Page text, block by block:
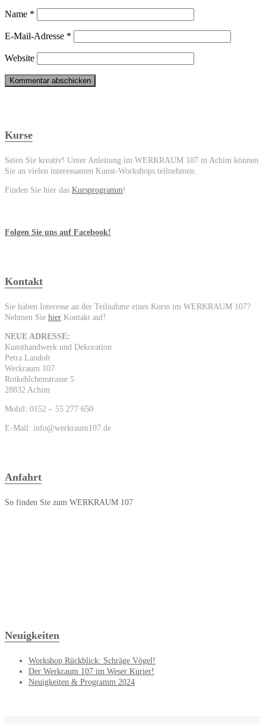
Name *
E-Mail-Adresse *
Website
Kurse
Seien Sie kreativ! Unter Anleitung im WERKRAUM 107 in Achim können
Sie an vielen interessanten Kunst-Workshops teilnehmen.
Finden Sie hier das Kursprogramm!
Folgen Sie uns auf Facebook!
Kontakt
Sie haben Interesse an der Teilnahme eines Kurss im WERKRAUM 107?
Nehmen Sie hier Kontakt auf!
NEUE ADRESSE:
Kunsthandwerk und Dekoration
Petra Landolt
Werkraum 107
Rotkehlchenstrasse 5
28832 Achim
Mobil: 0152 – 55 277 650
E-Mail: info@werkraum107.de
Anfahrt
So finden Sie zum WERKRAUM 107
Neuigkeiten
Workshop Rückblick: Schräge Vögel!
Der Werkraum 107 im Weser Kurier!
Neuigkeiten & Programm 2024